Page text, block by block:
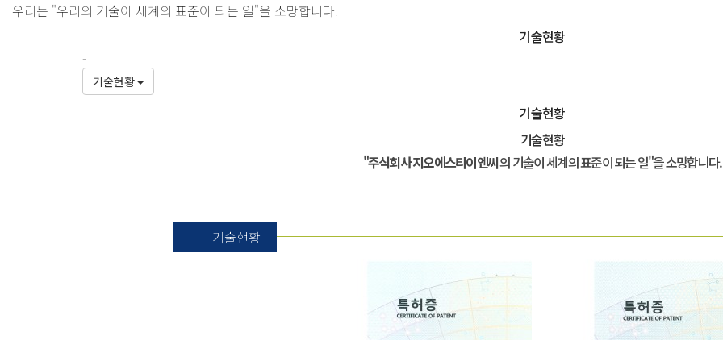
우리는 "우리의 기술이 세계의 표준이 되는 일"을 소망합니다.
기술현황
-
기술현황
기술현황
기술현황
"주식회사 지오에스티이엔씨의 기술이 세계의 표준이 되는 일"을 소망합니다.
기술현황